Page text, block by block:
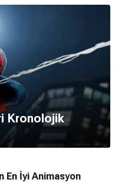
Kronolojik
En İyi Animasyon